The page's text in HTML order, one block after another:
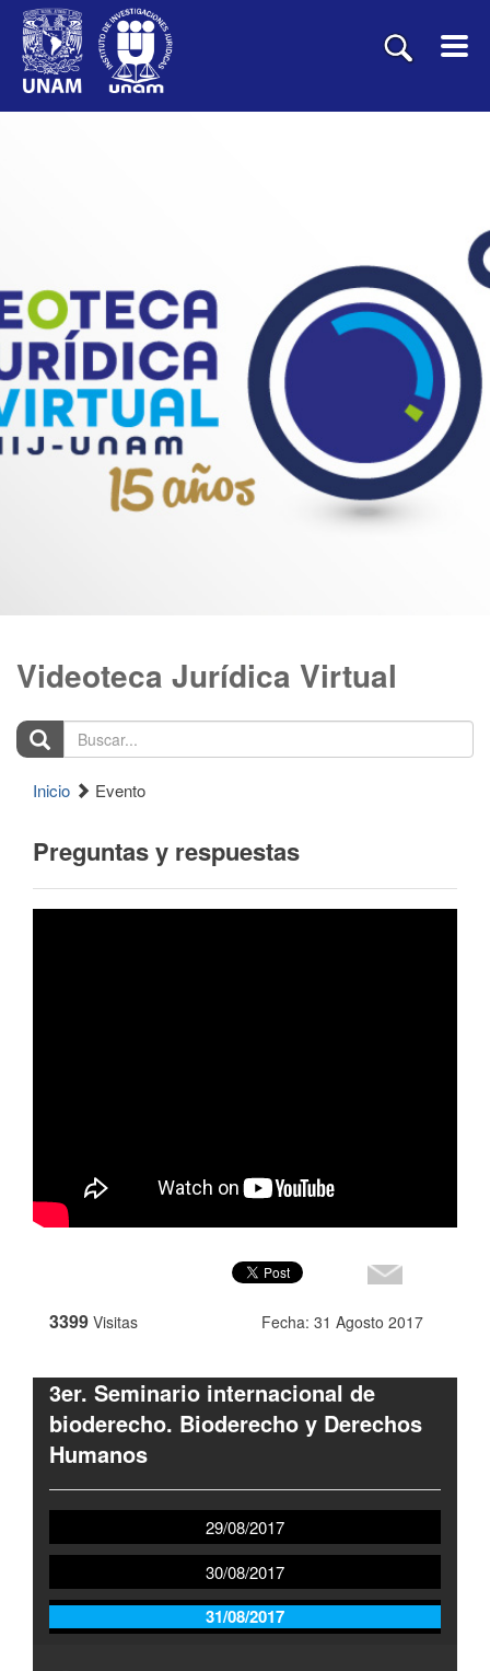
Videoteca Jurídica Virtual
Buscar...
Inicio Evento
Preguntas y respuestas
3399 Visitas Fecha: 31 Agosto 2017
3er. Seminario internacional de
bioderecho. Bioderecho y Derechos
Humanos
29/08/2017
30/08/2017
31/08/2017